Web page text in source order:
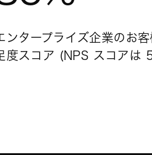
ンタープライズ企業のお
度スコア (NPS スコアは